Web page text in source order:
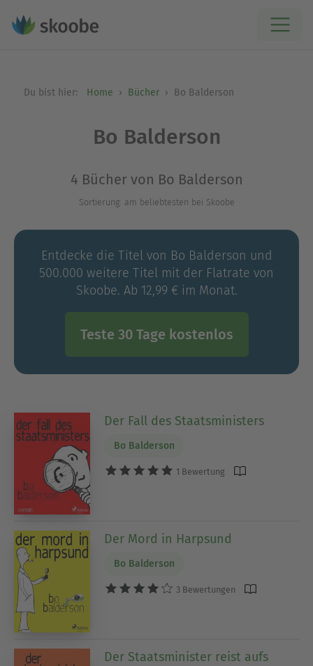
Du bist hier: Home Bücher Bo Balderson
Bo Balderson
4 Bücher von Bo Balderson
Sortierung: am beliebtesten bei Skoobe
Entdecke die Titel von Bo Balderson und
500.000 weitere Titel mit der Flatrate von
Skoobe. Ab 12,99 € im Monat.
Teste 30 Tage kostenlos
Der Fall des Staatsministers
Bo Balderson
1 Bewertung
Der Mord in Harpsund
Bo Balderson
3 Bewertungen
Der Staatsminister reist aufs